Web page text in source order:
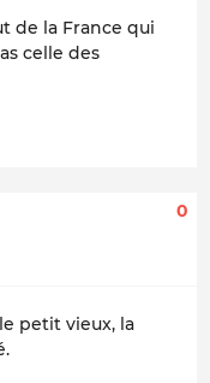
de la France qui
celle des
0
petit vieux, la